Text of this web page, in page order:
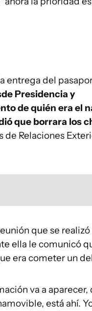
entrega del
Presidencia y
de quién era el
que borrara los
de Relaciones
que se realizó
ella le comunicó
era cometer un
va a aparecer,
está ahí.